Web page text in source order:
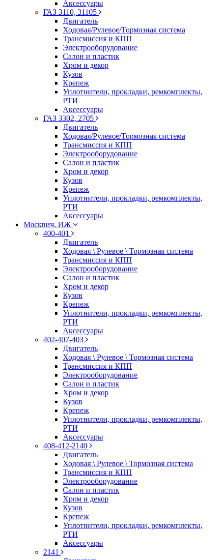
Аксессуары
ГАЗ 3110, 31105
Двигатель
Ходовая/Рулевое/Тормозная система
Трансмиссия и КПП
Электрооборудование
Салон и пластик
Хром и декор
Кузов
Крепеж
Уплотнители, прокладки, ремкомплекты,
РТИ
Аксессуары
ГАЗ 3302, 2705
Двигатель
Ходовая/Рулевое/Тормозная система
Трансмиссия и КПП
Электрооборудование
Салон и пластик
Хром и декор
Кузов
Крепеж
Уплотнители, прокладки, ремкомплекты,
РТИ
Аксессуары
Москвич, ИЖ
400-401
Двигатель
Ходовая \ Рулевое \ Тормозная система
Трансмиссия и КПП
Электрооборудование
Салон и пластик
Хром и декор
Кузов
Крепеж
Уплотнители, прокладки, ремкомплекты,
РТИ
Аксессуары
402-407-403
Двигатель
Ходовая \ Рулевое \ Тормозная система
Трансмиссия и КПП
Электрооборудование
Салон и пластик
Хром и декор
Кузов
Крепеж
Уплотнители, прокладки, ремкомплекты,
РТИ
Аксессуары
408-412-2140
Двигатель
Ходовая \ Рулевое \ Тормозная система
Трансмиссия и КПП
Электрооборудование
Салон и пластик
Хром и декор
Кузов
Крепеж
Уплотнители, прокладки, ремкомплекты,
РТИ
Аксессуары
2141